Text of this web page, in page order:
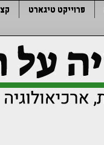
פרוייקט טיגארט